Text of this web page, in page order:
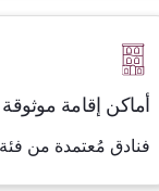
أماكن إقامة موثوقة
فنادق مُعتمدة من فئة 4 إلى 5 نجوم